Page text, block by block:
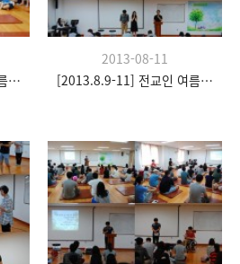
[2013.8.9-11] 전교인 여름수련회- "이쉼 전쉼"
2013-08-11
[2013.8.9-11] 전교인 여름수련회- "이쉼 전쉼"